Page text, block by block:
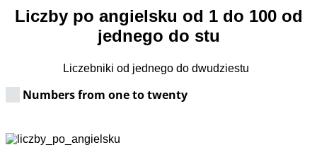
Liczby po angielsku od 1 do 100 od
jednego do stu
Liczebniki od jednego do dwudziestu
Numbers from one to twenty